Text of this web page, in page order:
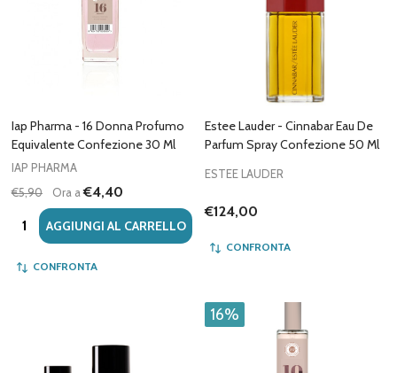
Iap Pharma - 16 Donna Profumo
Equivalente Confezione 30 Ml
IAP PHARMA
€5,90
Ora a€4,40
Quantità:AGGIUNGI AL CARRELLO
CONFRONTA
Estee Lauder - Cinnabar Eau De
Parfum Spray Confezione 50 Ml
ESTEE LAUDER
€124,00
CONFRONTA
16%